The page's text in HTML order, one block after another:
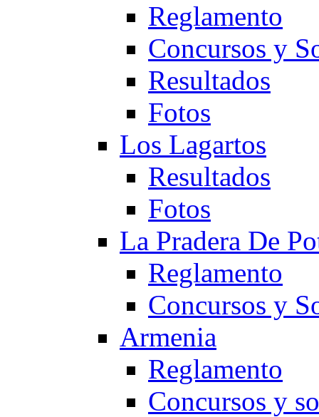
Reglamento
Concursos y
Resultados
Fotos
Los Lagartos
Resultados
Fotos
La Pradera De
Reglamento
Concursos y
Armenia
Reglamento
Concursos y